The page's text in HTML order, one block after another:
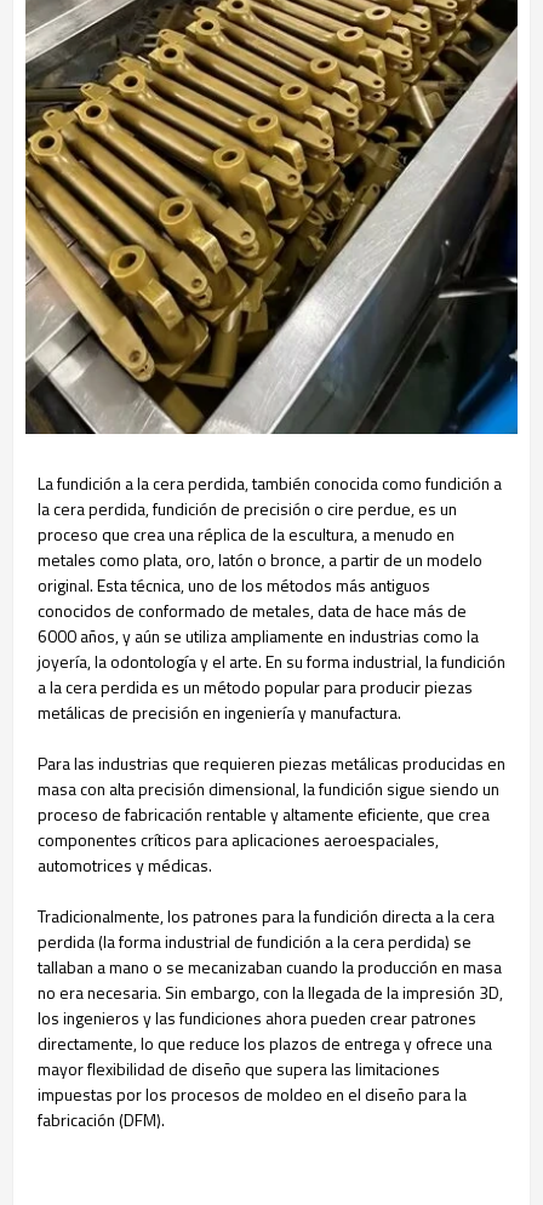
La fundición a la cera perdida, también conocida como fundición a
la cera perdida, fundición de precisión o cire perdue, es un
proceso que crea una réplica de la escultura, a menudo en
metales como plata, oro, latón o bronce, a partir de un modelo
original. Esta técnica, uno de los métodos más antiguos
conocidos de conformado de metales, data de hace más de
6000 años, y aún se utiliza ampliamente en industrias como la
joyería, la odontología y el arte. En su forma industrial, la fundición
a la cera perdida es un método popular para producir piezas
metálicas de precisión en ingeniería y manufactura.
Para las industrias que requieren piezas metálicas producidas en
masa con alta precisión dimensional, la fundición sigue siendo un
proceso de fabricación rentable y altamente eficiente, que crea
componentes críticos para aplicaciones aeroespaciales,
automotrices y médicas.
Tradicionalmente, los patrones para la fundición directa a la cera
perdida (la forma industrial de fundición a la cera perdida) se
tallaban a mano o se mecanizaban cuando la producción en masa
no era necesaria. Sin embargo, con la llegada de la impresión 3D,
los ingenieros y las fundiciones ahora pueden crear patrones
directamente, lo que reduce los plazos de entrega y ofrece una
mayor flexibilidad de diseño que supera las limitaciones
impuestas por los procesos de moldeo en el diseño para la
fabricación (DFM).